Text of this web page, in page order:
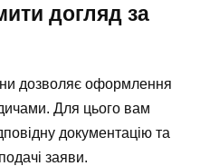
догляд за
дозволяє оформлення
Для цього вам
документацію та
заяви.